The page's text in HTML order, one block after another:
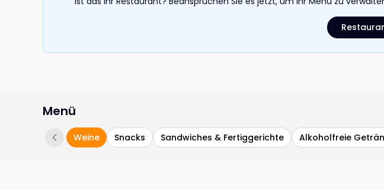
Menü
Weine Snacks Sandwiches & Fertiggerichte Alkoholfreie